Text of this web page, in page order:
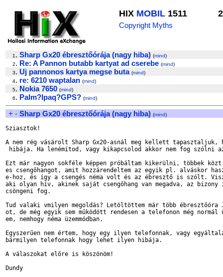
HIX MOBIL 1511
Copyright Myths
1 . Sharp Gx20 ébresztőórája (nagy hiba) (mind)
2. Re: A Pannon butabb kartyat ad cserebe (mind)
3. Uj pannonos kartya megse buta (mind)
4. re: 6210 waptalan (mind)
5. Nokia 7650 (mind)
6. Palm?Ipaq?GPS? (mind)
+ - Sharp Gx20 ébresztőórája (nagy hiba) (mind)
Sziasztok!
A nem rég vásárolt Sharp Gx20-asnál meg kellett tapasztaljuk,
hibája. Ha lenémítod, vagy kikapcsolod akkor nem fog szólni
Ezt már nagyon sokféle képpen próbáltam kikerülni, többek
es csengőhangot, amit hozzárendeltem az egyik pl. alváskor
e-hoz, és így a csengés néma volt és az ébresztő is szólt.
aki olyan hív, akinek saját csengőhang van megadva, az
csöngeni fog.
Tud valaki vmilyen megoldás? Letöltöttem már több ébresztőóra
ot, de még egyik sem működött rendesen a telefonon még normál
em, nemhogy néma üzemmódban.
Egyszerűen nem értem, hogy egy ilyen telefonnak, vagy
bármilyen telefonnak hogy lehet ilyen hibája.
A válaszokat előre is köszönöm!
Dundy